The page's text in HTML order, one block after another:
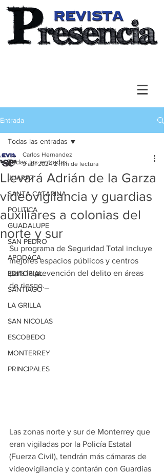
Entrada
Todas las entradas
JUAREZ
SANTA CATARINA
POLITICA
GUADALUPE
SAN PEDRO
APODACA
EDITORIAL
SANTIAGO
LA GRILLA
SAN NICOLAS
ESCOBEDO
MONTERREY
PRINCIPALES
Todas las entradas
Llevará Adrián de la Garza
videovigilancia y guardias
auxiliares a colonias del
norte y sur
Carlos Hernandez
9 abr 2024 2 min de lectura
Su programa de Seguridad Total incluye
mejores espacios públicos y centros
para la prevención del delito en áreas
de riesgo._
Las zonas norte y sur de Monterrey que
eran vigiladas por la Policía Estatal
(Fuerza Civil), tendrán más cámaras de
videovigilancia y contarán con Guardias